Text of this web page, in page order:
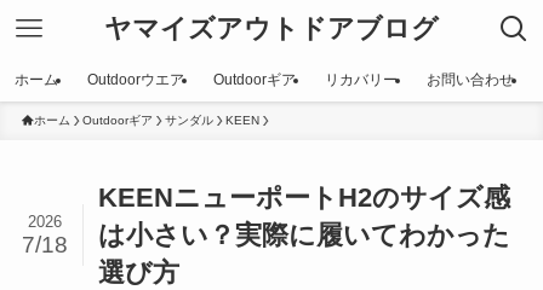
ヤマイズアウトドアブログ
ホーム Outdoorウエア Outdoorギア リカバリー お問い合わせ
ホーム Outdoorギア サンダル KEEN
KEENニューポートH2のサイズ感
は小さい？実際に履いてわかった
選び方
2026
7/18